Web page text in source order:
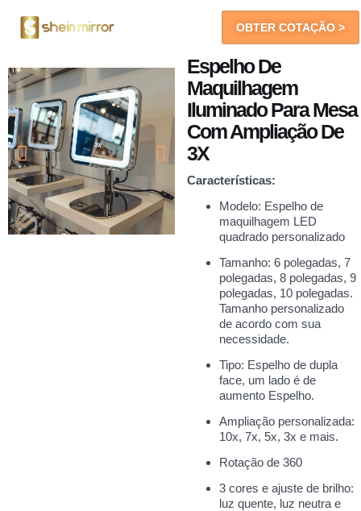
OBTER COTAÇÃO >
Espelho De
Maquilhagem
Iluminado Para Mesa
Com Ampliação De
3X
Características:
Modelo: Espelho de
maquilhagem LED
quadrado personalizado
Tamanho: 6 polegadas, 7
polegadas, 8 polegadas, 9
polegadas, 10 polegadas.
Tamanho personalizado
de acordo com sua
necessidade.
Tipo: Espelho de dupla
face, um lado é de
aumento Espelho.
Ampliação personalizada:
10x, 7x, 5x, 3x e mais.
Rotação de 360
3 cores e ajuste de brilho:
luz quente, luz neutra e